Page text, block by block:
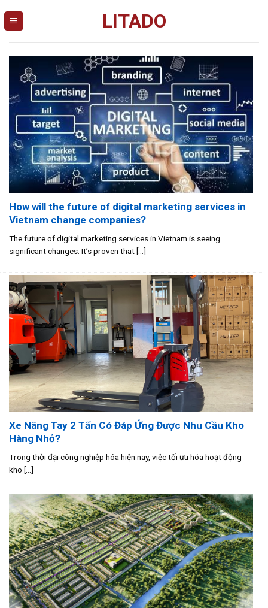
LITADO
How will the future of digital marketing services in
Vietnam change companies?
The future of digital marketing services in Vietnam is seeing
significant changes. It’s proven that [...]
Xe Nâng Tay 2 Tấn Có Đáp Ứng Được Nhu Cầu Kho
Hàng Nhỏ?
Trong thời đại công nghiệp hóa hiện nay, việc tối ưu hóa hoạt động
kho [...]